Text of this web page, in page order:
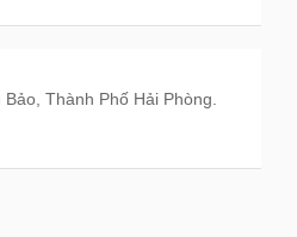
Thành Phố Hải Phòng.